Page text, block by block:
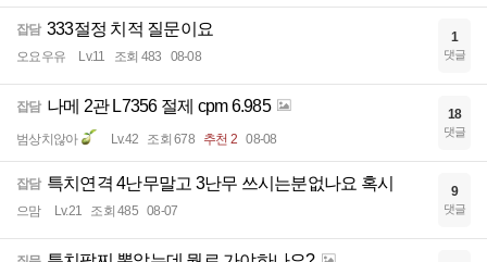
잡담 333절정 치적 질문이요
오요우유 Lv.11 조회 483 08-08
1
댓글
잡담 나메 2관 L7356 절제 cpm 6.985
범상치않아 Lv.42 조회 678 추천 2 08-08
18
댓글
잡담 특치연격 4난무말고 3난무 쓰시는분없나요 혹시
으맘 Lv.21 조회 485 08-07
9
댓글